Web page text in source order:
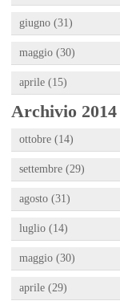
giugno (31)
maggio (30)
aprile (15)
Archivio 2014
ottobre (14)
settembre (29)
agosto (31)
luglio (14)
maggio (30)
aprile (29)